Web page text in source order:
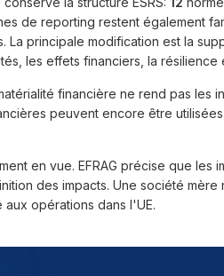
de reporting restent également
La principale modification est la
les effets financiers, la résilience
financière ne rend pas les
peuvent encore être
en vue. EFRAG précise que les
des impacts. Une société mère
opérations dans l'UE.